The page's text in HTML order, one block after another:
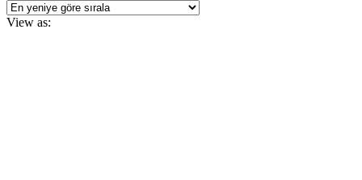
View as: